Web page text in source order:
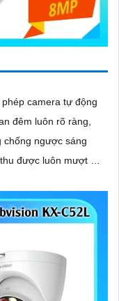
camera tự động
đêm luôn rõ ràng,
được luôn mượt mà,
ngược sáng hoặc chói